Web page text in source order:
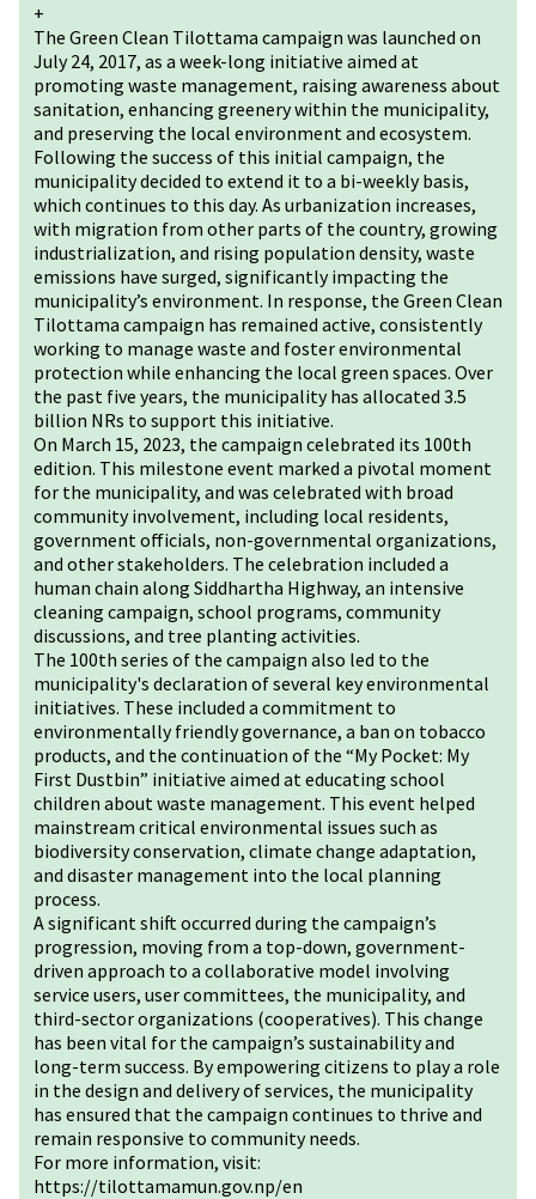
+
The Green Clean Tilottama campaign was launched on
July 24, 2017, as a week-long initiative aimed at
promoting waste management, raising awareness about
sanitation, enhancing greenery within the municipality,
and preserving the local environment and ecosystem.
Following the success of this initial campaign, the
municipality decided to extend it to a bi-weekly basis,
which continues to this day. As urbanization increases,
with migration from other parts of the country, growing
industrialization, and rising population density, waste
emissions have surged, significantly impacting the
municipality’s environment. In response, the Green Clean
Tilottama campaign has remained active, consistently
working to manage waste and foster environmental
protection while enhancing the local green spaces. Over
the past five years, the municipality has allocated 3.5
billion NRs to support this initiative.
On March 15, 2023, the campaign celebrated its 100th
edition. This milestone event marked a pivotal moment
for the municipality, and was celebrated with broad
community involvement, including local residents,
government officials, non-governmental organizations,
and other stakeholders. The celebration included a
human chain along Siddhartha Highway, an intensive
cleaning campaign, school programs, community
discussions, and tree planting activities.
The 100th series of the campaign also led to the
municipality's declaration of several key environmental
initiatives. These included a commitment to
environmentally friendly governance, a ban on tobacco
products, and the continuation of the “My Pocket: My
First Dustbin” initiative aimed at educating school
children about waste management. This event helped
mainstream critical environmental issues such as
biodiversity conservation, climate change adaptation,
and disaster management into the local planning
process.
A significant shift occurred during the campaign’s
progression, moving from a top-down, government-
driven approach to a collaborative model involving
service users, user committees, the municipality, and
third-sector organizations (cooperatives). This change
has been vital for the campaign’s sustainability and
long-term success. By empowering citizens to play a role
in the design and delivery of services, the municipality
has ensured that the campaign continues to thrive and
remain responsive to community needs.
For more information, visit:
https://tilottamamun.gov.np/en